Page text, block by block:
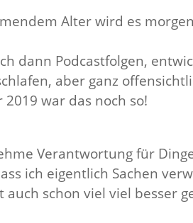
Alter wird es
dann Podcastfolgen,
aber ganz
war das noch so!
Verantwortung für
ich eigentlich Sachen
schon viel viel besser